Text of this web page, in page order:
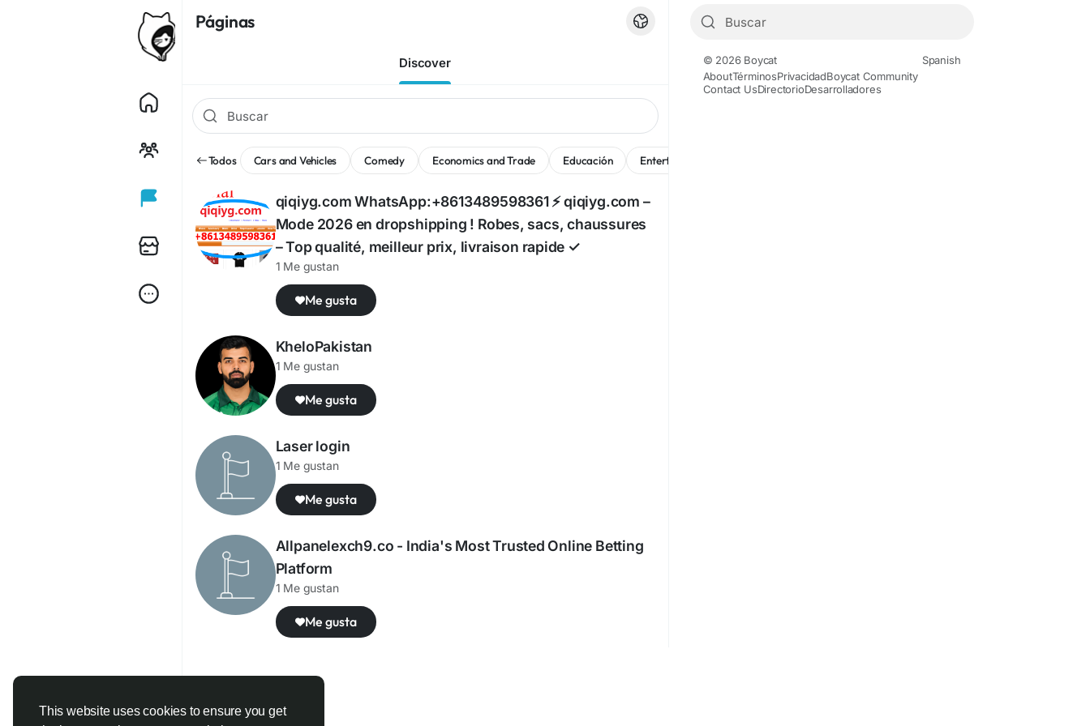
This website uses cookies to ensure you get
Páginas
Discover
Todos Cars and Vehicles Comedy Economics and Trade Educación Entertainment
qiqiyg.com WhatsApp:+8613489598361 ⚡ qiqiyg.com –
Mode 2026 en dropshipping ! Robes, sacs, chaussures
– Top qualité, meilleur prix, livraison rapide ✓
1 Me gustan
Me gusta
KheloPakistan
1 Me gustan
Me gusta
Laser login
1 Me gustan
Me gusta
Allpanelexch9.co - India's Most Trusted Online Betting
Platform
1 Me gustan
Me gusta
© 2026 Boycat
Spanish
AboutTérminosPrivacidadBoycat Community
Contact UsDirectorioDesarrolladores